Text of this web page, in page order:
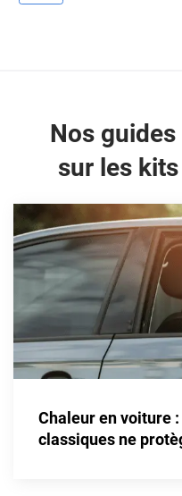
Grecav
Gwm
Honda
Hummer
Hyundai
Isuzu
Nos
sur les
Chaleur en voiture
classiques ne